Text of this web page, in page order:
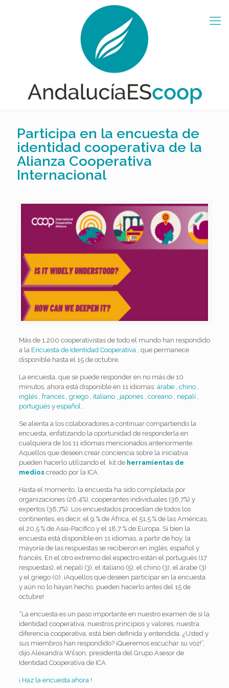
Participa en la encuesta de
identidad cooperativa de la
Alianza Cooperativa
Internacional
Más de 1.200 cooperativistas de todo el mundo han respondido
a la Encuesta de Identidad Cooperativa , que permanece
disponible hasta el 15 de octubre.
La encuesta, que se puede responder en no más de 10
minutos, ahora está disponible en 11 idiomas: árabe, chino,
inglés, francés, griego, italiano, japonés, coreano, nepalí,
portuguésy español
Se alienta a los colaboradores a continuar compartiendo la
encuesta, enfatizando la oportunidad de responderla en
cualquiera de los 11 idiomas mencionados anteriormente.
Aquellos que deseen crear conciencia sobre la iniciativa
pueden hacerlo utilizando el kit de herramientas de
medioscreado por la ICA.
Hasta el momento, la encuesta ha sido completada por
organizaciones (26,4%), cooperantes individuales (36,7%) y
expertos (36,7%). Los encuestados procedían de todos los
continentes, es decir, el 9 % de África, el 51,5 % de las Américas,
el 20,5 % de Asia-Pacífico y el 18,7 % de Europa. Si bien la
encuesta está disponible en 11 idiomas, a partir de hoy, la
mayoría de las respuestas se recibieron en inglés, español y
francés. En el otro extremo del espectro están el portugués (17
respuestas), el nepalí (3), el italiano (5), el chino (3), el árabe (3)
y el griego (0). ¡Aquellos que deseen participar en la encuesta
y aún no lo hayan hecho, pueden hacerlo antes del 15 de
octubre!
“La encuesta es un paso importante en nuestro examen de si la
identidad cooperativa, nuestros principios y valores, nuestra
diferencia cooperativa, está bien definida y entendida. ¿Usted y
sus miembros han respondido? ¡Queremos escuchar su voz!”,
dijo Alexandra Wilson, presidenta del Grupo Asesor de
Identidad Cooperativa de ICA.
¡ Haz la encuesta ahora !